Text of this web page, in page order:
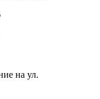
на ул.